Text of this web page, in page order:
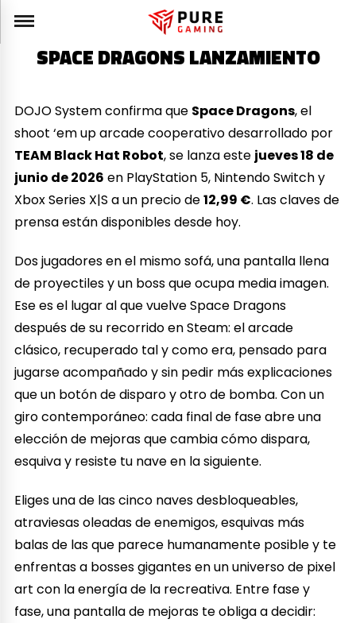
SPACE DRAGONS LANZAMIENTO
DOJO System confirma que Space Dragons, el
shoot ‘em up arcade cooperativo desarrollado por
TEAM Black Hat Robot, se lanza este jueves 18 de
junio de 2026 en PlayStation 5, Nintendo Switch y
Xbox Series X|S a un precio de12,99 €. Las claves de
prensa están disponibles desde hoy.
Dos jugadores en el mismo sofá, una pantalla llena
de proyectiles y un boss que ocupa media imagen.
Ese es el lugar al que vuelve Space Dragons
después de su recorrido en Steam: el arcade
clásico, recuperado tal y como era, pensado para
jugarse acompañado y sin pedir más explicaciones
que un botón de disparo y otro de bomba. Con un
giro contemporáneo: cada final de fase abre una
elección de mejoras que cambia cómo dispara,
esquiva y resiste tu nave en la siguiente.
Eliges una de las cinco naves desbloqueables,
atraviesas oleadas de enemigos, esquivas más
balas de las que parece humanamente posible y te
enfrentas a bosses gigantes en un universo de pixel
art con la energía de la recreativa. Entre fase y
fase, una pantalla de mejoras te obliga a decidir: